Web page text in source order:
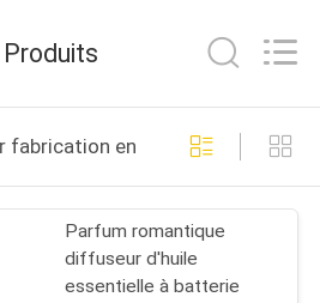
Produits
en ligne
Parfum romantique
diffuseur d'huile
essentielle à batterie